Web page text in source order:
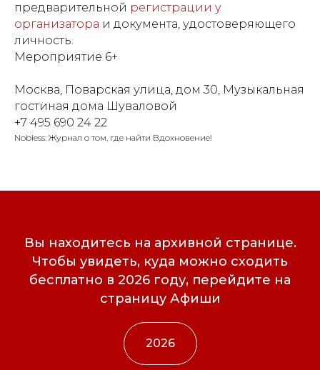
предварительной регистрации у
организатора и документа, удостоверяющего
личность.
Мероприятие 6+
Москва, Поварская улица, дом 30, Музыкальная
гостиная дома Шуваловой
+7 495 690 24 22
Nobless: Журнал о том, где найти Вдохновение!
Вы находитесь на архивной странице.
Чтобы увидеть, куда можно сходить
бесплатно в 2026 году, перейдите на
страницу Афиши
2026